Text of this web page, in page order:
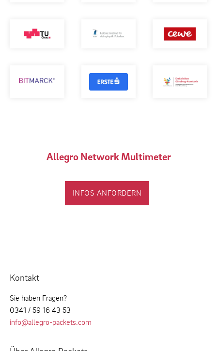
Allegro Network Multimeter
INFOS ANFORDERN
Kontakt
Sie haben Fragen?
0341 / 59 16 43 53
info@allegro-packets.com